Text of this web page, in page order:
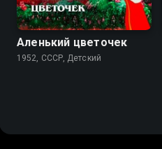
Аленький цветочек
1952, СССР, Детский